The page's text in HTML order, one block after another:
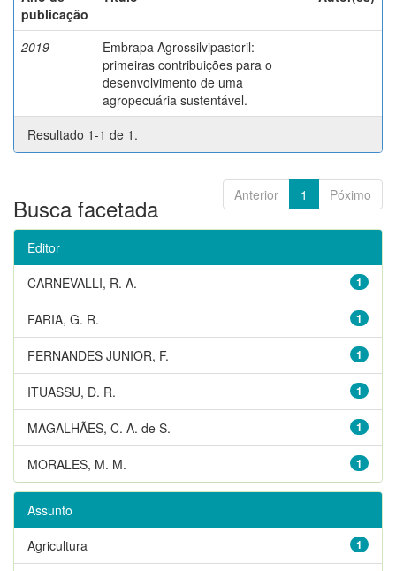
publicação
2019
Embrapa Agrossilvipastoril:
primeiras contribuições para o
desenvolvimento de uma
agropecuária sustentável.
-
Resultado 1-1 de 1.
Anterior 1 Póximo
Busca facetada
Editor
1
CARNEVALLI, R. A.
1
FARIA, G. R.
1
FERNANDES JUNIOR, F.
1
ITUASSU, D. R.
1
MAGALHÃES, C. A. de S.
1
MORALES, M. M.
Assunto
1
Agricultura